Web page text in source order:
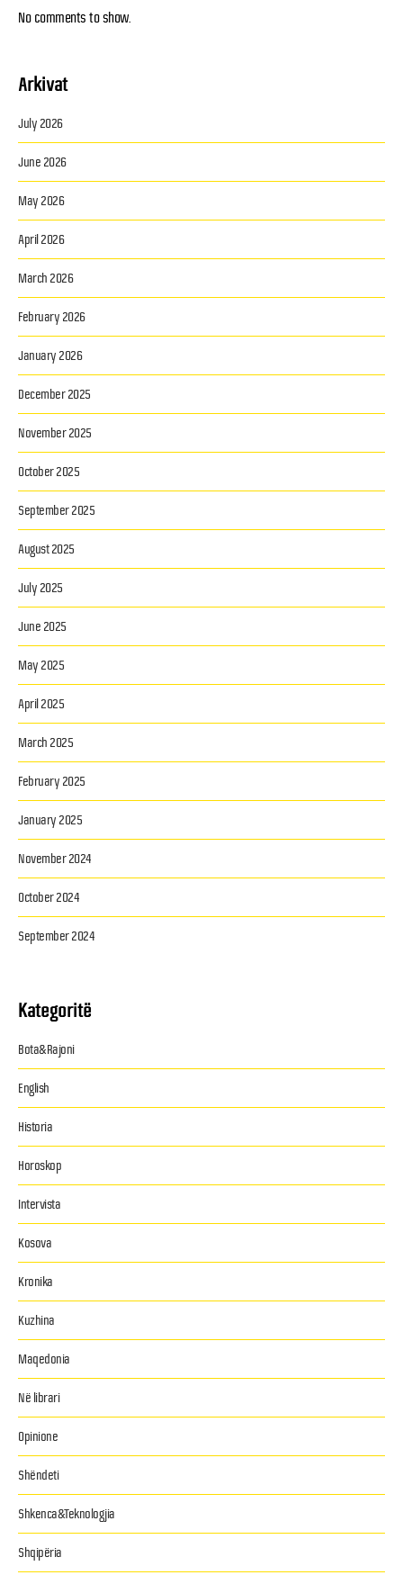
No comments to show.
Arkivat
July 2026
June 2026
May 2026
April 2026
March 2026
February 2026
January 2026
December 2025
November 2025
October 2025
September 2025
August 2025
July 2025
June 2025
May 2025
April 2025
March 2025
February 2025
January 2025
November 2024
October 2024
September 2024
Kategoritë
Bota&Rajoni
English
Historia
Horoskop
Intervista
Kosova
Kronika
Kuzhina
Maqedonia
Në librari
Opinione
Shëndeti
Shkenca&Teknologjia
Shqipëria